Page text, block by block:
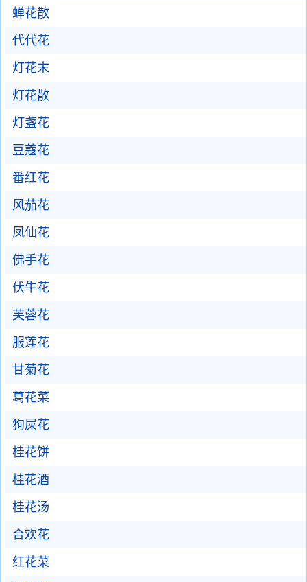
蝉花散
代代花
灯花末
灯花散
灯盏花
豆蔻花
番红花
风茄花
凤仙花
佛手花
伏牛花
芙蓉花
服莲花
甘菊花
葛花菜
狗屎花
桂花饼
桂花酒
桂花汤
合欢花
红花菜